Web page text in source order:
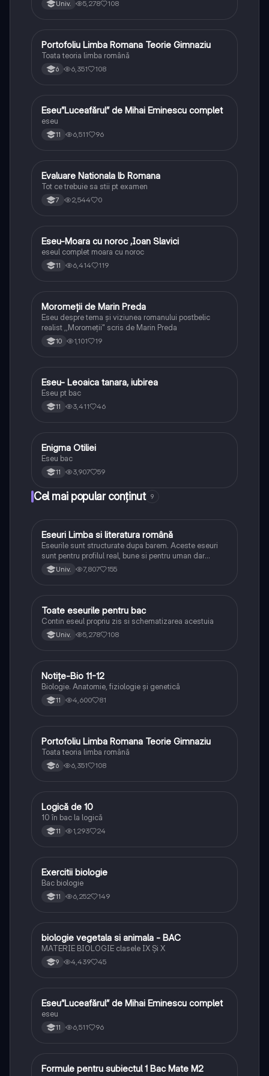
Univ. 5,278 108
Limba și literatura română
Portofoliu Limba Romana Teorie Gimnaziu
Toata teoria limba română
6 6,351 108
Limba și literatura română
Eseu”Luceafărul” de Mihai Eminescu complet
eseu
11 6,511 96
Limba și literatura română
Evaluare Nationala lb Romana
Tot ce trebuie sa stii pt examen
7 2,544 0
Limba și literatura română
Eseu-Moara cu noroc ,Ioan Slavici
eseul complet moara cu noroc
11 6,414 119
Limba și literatura română
Moromeții de Marin Preda
Eseu despre tema și viziunea romanului postbelic
realist ,,Moromeții" scris de Marin Preda
10 1,101 19
Limba și literatura română
Eseu- Leoaica tanara, iubirea
Eseu pt bac
11 3,411 46
Limba și literatura română
Enigma Otiliei
Eseu bac
11 3,907 59
Cel mai popular conținut 9
Limba și literatura română
Eseuri Limba si literatura română
Eseurile sunt structurate dupa barem. Aceste eseuri
sunt pentru profilul real, bune si pentru uman dar
lipsesc relatiile dintre personaje si caracrerizarile.
Univ. 7,807 155
Limba și literatura română
Toate eseurile pentru bac
Contin eseul propriu zis si schematizarea acestuia
Univ. 5,278 108
Biologie
Notițe-Bio 11-12
Biologie. Anatomie, fiziologie și genetică
11 4,600 81
Limba și literatura română
Portofoliu Limba Romana Teorie Gimnaziu
Toata teoria limba română
6 6,351 108
Logică
Logică de 10
10 în bac la logică
11 1,293 24
Biologie
Exercitii biologie
Bac biologie
11 6,252 149
Biologie
biologie vegetala si animala - BAC
MATERIE BIOLOGIE clasele IX Şi X
9 4,439 45
Limba și literatura română
Eseu”Luceafărul” de Mihai Eminescu complet
eseu
11 6,511 96
Matematică
Formule pentru subiectul 1 Bac Mate M2